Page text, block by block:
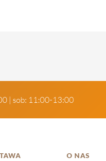
| sob: 11:00-13:00
O NAS